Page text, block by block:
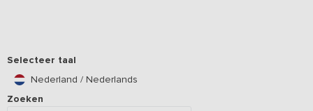
Selecteer taal
Nederland / Nederlands
Zoeken